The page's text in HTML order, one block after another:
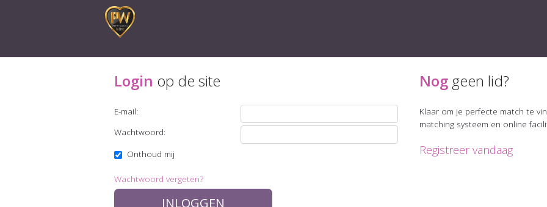
Login op de site
E-mail:
Wachtwoord:
Onthoud mij
Wachtwoord vergeten?
Nog geen lid?
Klaar om je perfecte match te
matching systeem en online
Registreer vandaag